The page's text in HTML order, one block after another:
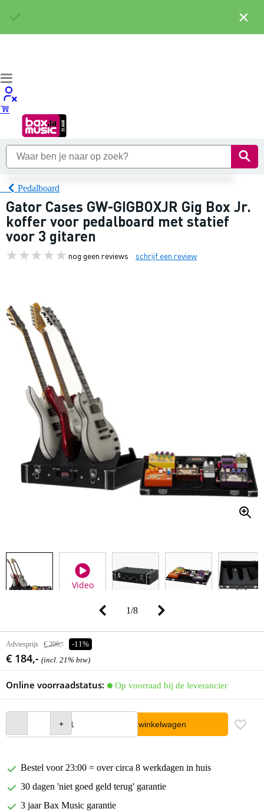
Pedalboard
Gator Cases GW-GIGBOXJR Gig Box Jr.
koffer voor pedalboard met statief
voor 3 gitaren
nog geen reviews schrijf een review
Video
1/8
Adviesprijs € 206,- -11%
€ 184,- (incl. 21% btw)
Online voorraadstatus: Op voorraad bij de leverancier
In winkelwagen
Bestel voor 23:00 = over circa 8 werkdagen in huis
30 dagen 'niet goed geld terug' garantie
3 jaar Bax Music garantie
×